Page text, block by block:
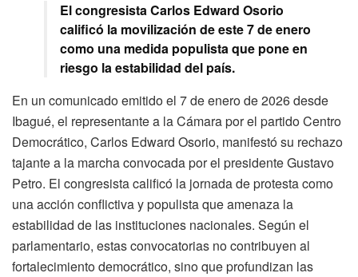
El congresista Carlos Edward Osorio
calificó la movilización de este 7 de enero
como una medida populista que pone en
riesgo la estabilidad del país.
En un comunicado emitido el 7 de enero de 2026 desde
Ibagué, el representante a la Cámara por el partido Centro
Democrático, Carlos Edward Osorio, manifestó su rechazo
tajante a la marcha convocada por el presidente Gustavo
Petro. El congresista calificó la jornada de protesta como
una acción conflictiva y populista que amenaza la
estabilidad de las instituciones nacionales. Según el
parlamentario, estas convocatorias no contribuyen al
fortalecimiento democrático, sino que profundizan las